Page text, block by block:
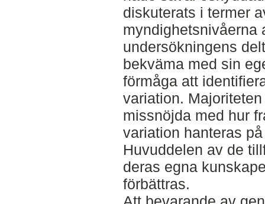
diskuterats i termer
myndighetsnivåerna
undersökningens
bekväma med sin
förmåga att
variation.
missnöjda med hur
variation hanteras
Huvuddelen av de
deras egna
förbättras.